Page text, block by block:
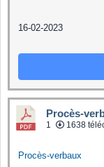
16-02-2023
Procès-
1 1638
Procès-verbaux